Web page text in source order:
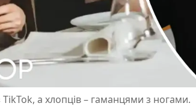
а хлопців – гаманцями з ногами.